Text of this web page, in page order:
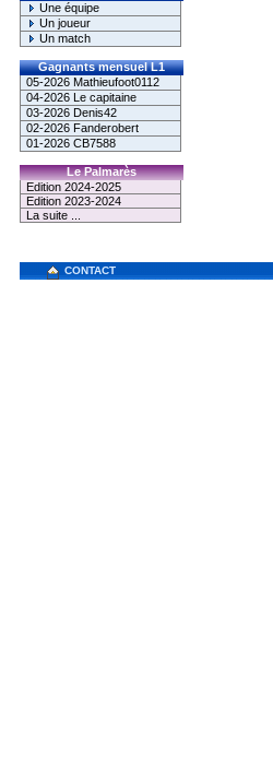
Une équipe
Un joueur
Un match
Gagnants mensuel L1
05-2026 Mathieufoot0112
04-2026 Le capitaine
03-2026 Denis42
02-2026 Fanderobert
01-2026 CB7588
Le Palmarès
Edition 2024-2025
Edition 2023-2024
La suite ...
CONTACT